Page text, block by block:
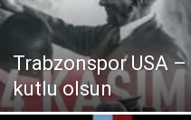
Trabzonspor USA
kutlu olsun